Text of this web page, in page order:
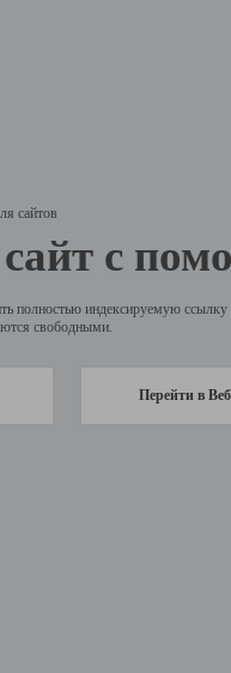
сайтов
с
полностью индексируемую
свободными.
Перейти в